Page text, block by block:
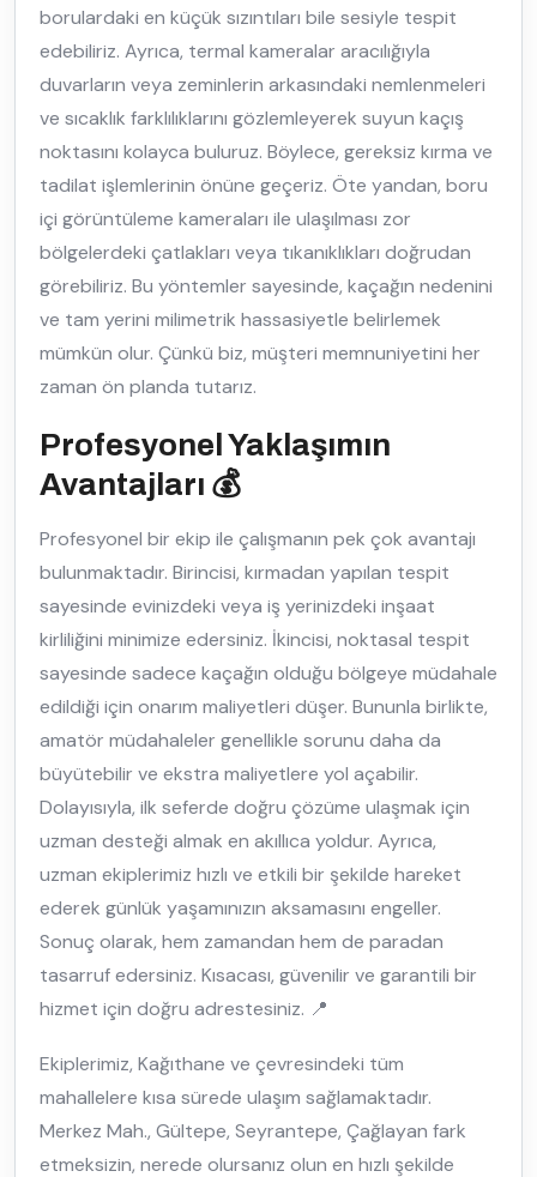
borulardaki en küçük sızıntıları bile sesiyle tespit
edebiliriz. Ayrıca, termal kameralar aracılığıyla
duvarların veya zeminlerin arkasındaki nemlenmeleri
ve sıcaklık farklılıklarını gözlemleyerek suyun kaçış
noktasını kolayca buluruz. Böylece, gereksiz kırma ve
tadilat işlemlerinin önüne geçeriz. Öte yandan, boru
içi görüntüleme kameraları ile ulaşılması zor
bölgelerdeki çatlakları veya tıkanıklıkları doğrudan
görebiliriz. Bu yöntemler sayesinde, kaçağın nedenini
ve tam yerini milimetrik hassasiyetle belirlemek
mümkün olur. Çünkü biz, müşteri memnuniyetini her
zaman ön planda tutarız.
Profesyonel Yaklaşımın
Avantajları 💰
Profesyonel bir ekip ile çalışmanın pek çok avantajı
bulunmaktadır. Birincisi, kırmadan yapılan tespit
sayesinde evinizdeki veya iş yerinizdeki inşaat
kirliliğini minimize edersiniz. İkincisi, noktasal tespit
sayesinde sadece kaçağın olduğu bölgeye müdahale
edildiği için onarım maliyetleri düşer. Bununla birlikte,
amatör müdahaleler genellikle sorunu daha da
büyütebilir ve ekstra maliyetlere yol açabilir.
Dolayısıyla, ilk seferde doğru çözüme ulaşmak için
uzman desteği almak en akıllıca yoldur. Ayrıca,
uzman ekiplerimiz hızlı ve etkili bir şekilde hareket
ederek günlük yaşamınızın aksamasını engeller.
Sonuç olarak, hem zamandan hem de paradan
tasarruf edersiniz. Kısacası, güvenilir ve garantili bir
hizmet için doğru adrestesiniz. 📍
Ekiplerimiz, Kağıthane ve çevresindeki tüm
mahallelere kısa sürede ulaşım sağlamaktadır.
Merkez Mah., Gültepe, Seyrantepe, Çağlayan fark
etmeksizin, nerede olursanız olun en hızlı şekilde